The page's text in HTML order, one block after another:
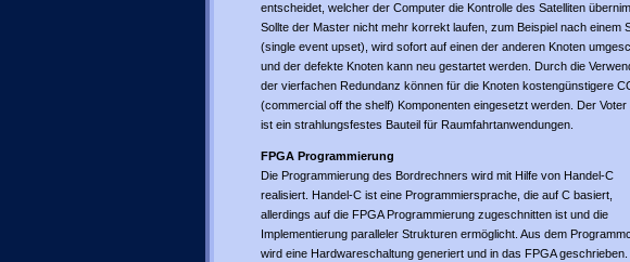
entscheidet, welcher der Computer die Kontrolle des Satelliten
Sollte der Master nicht mehr korrekt laufen, zum Beispiel nach einem
(single event upset), wird sofort auf einen der anderen Knoten
und der defekte Knoten kann neu gestartet werden. Durch die
der vierfachen Redundanz können für die Knoten kostengünstigere
(commercial off the shelf) Komponenten eingesetzt werden. Der Voter
ist ein strahlungsfestes Bauteil für Raumfahrtanwendungen.
FPGA Programmierung
Die Programmierung des Bordrechners wird mit Hilfe von Handel-C
realisiert. Handel-C ist eine Programmiersprache, die auf C basiert,
allerdings auf die FPGA Programmierung zugeschnitten ist und die
Implementierung paralleler Strukturen ermöglicht. Aus dem
wird eine Hardwareschaltung generiert und in das FPGA geschrieben.